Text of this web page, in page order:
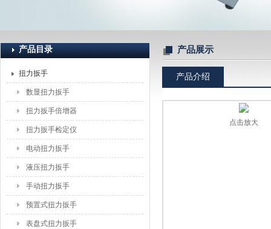
产品目录
扭力扳手
数显扭力扳手
扭力扳手倍增器
扭力扳手检定仪
电动扭力扳手
液压扭力扳手
手动扭力扳手
预置式扭力扳手
表盘式扭力扳手
产品展示
产品介绍
点击放大